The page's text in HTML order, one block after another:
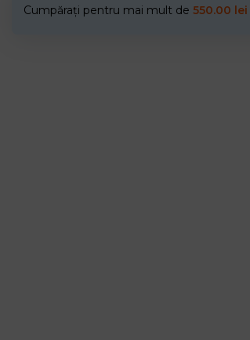
Cumpărați pentru mai mult de 550.00 lei